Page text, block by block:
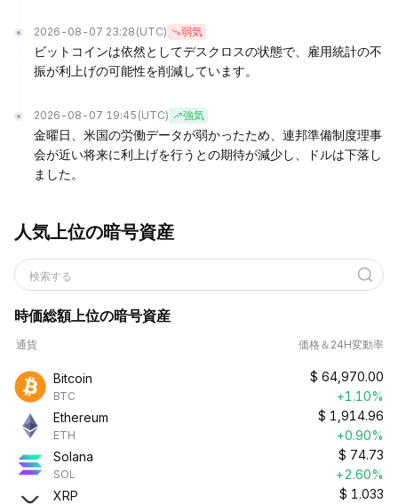
2026-08-07 23:28 (UTC) 弱気
ビットコインは依然としてデスクロスの状態で、雇用統計の不
振が利上げの可能性を削減しています。
2026-08-07 19:45 (UTC) 強気
金曜日、米国の労働データが弱かったため、連邦準備制度理事
会が近い将来に利上げを行うとの期待が減少し、ドルは下落し
ました。
人気上位の暗号資産
検索する
時価総額上位の暗号資産
通貨 価格＆24H変動率
Bitcoin
BTC
$ 64,970.00
+1.10%
Ethereum
ETH
$ 1,914.96
+0.90%
Solana
SOL
$ 74.73
+2.60%
XRP
$ 1.033